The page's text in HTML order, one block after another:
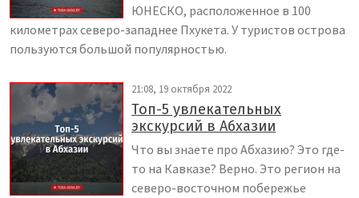
ЮНЕСКО, расположенное в 100
километрах северо-западнее Пхукета. У туристов острова
пользуются большой популярностью.
21:08, 19 октября 2022
Топ-5 увлекательных
экскурсий в Абхазии
Что вы знаете про Абхазию? Это где-
то на Кавказе? Верно. Это регион на
северо-восточном побережье